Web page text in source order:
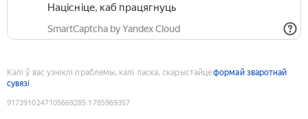
Націсніце, каб працягнуць
SmartCaptcha by Yandex Cloud
Калі ў вас узніклі праблемы, калі ласка, скарыстайцеформай зваротнай
сувязі
9173910247105669285:1785969357